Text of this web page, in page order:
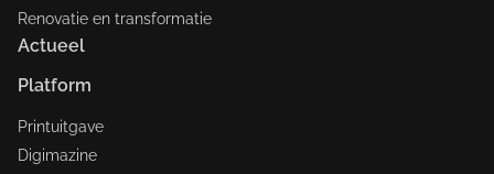
Renovatie en transformatie
Actueel
Platform
Printuitgave
Digimazine